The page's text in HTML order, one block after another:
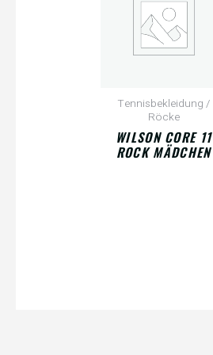
Tennisbekleidung /
Röcke
WILSON CORE 11
ROCK MÄDCHEN